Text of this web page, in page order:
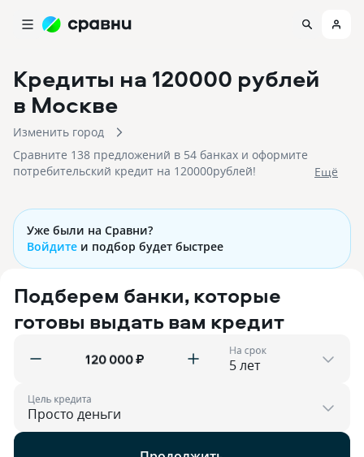
Кредиты на 120000 рублей
в Москве
Изменить город
Сравните 138 предложений в 54 банках и оформите
потребительский кредит на 120000рублей!
Eщё
Уже были на Сравни?
Войдите и подбор будет быстрее
Подберем банки, которые
готовы выдать вам кредит
₽ На срок
Цель кредита